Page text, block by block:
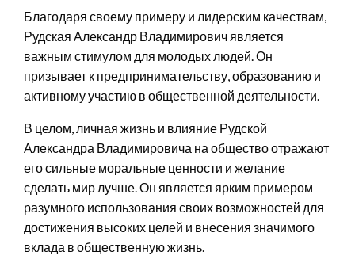
Благодаря своему примеру и лидерским качествам,
Рудская Александр Владимирович является
важным стимулом для молодых людей. Он
призывает к предпринимательству, образованию и
активному участию в общественной деятельности.
В целом, личная жизнь и влияние Рудской
Александра Владимировича на общество отражают
его сильные моральные ценности и желание
сделать мир лучше. Он является ярким примером
разумного использования своих возможностей для
достижения высоких целей и внесения значимого
вклада в общественную жизнь.